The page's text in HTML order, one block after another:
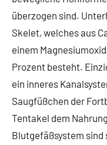
überzogen sind.
Skelet, welches aus
einem
Prozent besteht.
ein inneres
Saugfüßchen der
Tentakel dem
Blutgefäßsystem sind